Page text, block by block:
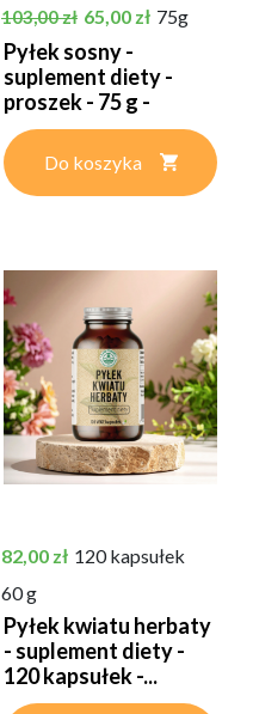
Cena podstawowa
103,00 zł Cena
65,00 zł 75g
Pyłek sosny -
suplement diety -
proszek - 75 g -
RawForest
Do koszyka
Cena
82,00 zł 120 kapsułek
60 g
Pyłek kwiatu herbaty
- suplement diety -
120 kapsułek -...